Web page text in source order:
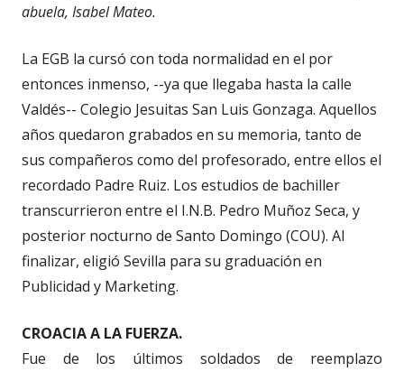
abuela, Isabel Mateo.
La EGB la cursó con toda normalidad en el por
entonces inmenso, --ya que llegaba hasta la calle
Valdés-- Colegio Jesuitas San Luis Gonzaga. Aquellos
años quedaron grabados en su memoria, tanto de
sus compañeros como del profesorado, entre ellos el
recordado Padre Ruiz. Los estudios de bachiller
transcurrieron entre el I.N.B. Pedro Muñoz Seca, y
posterior nocturno de Santo Domingo (COU). Al
finalizar, eligió Sevilla para su graduación en
Publicidad y Marketing.
CROACIA A LA FUERZA.
Fue de los últimos soldados de reemplazo